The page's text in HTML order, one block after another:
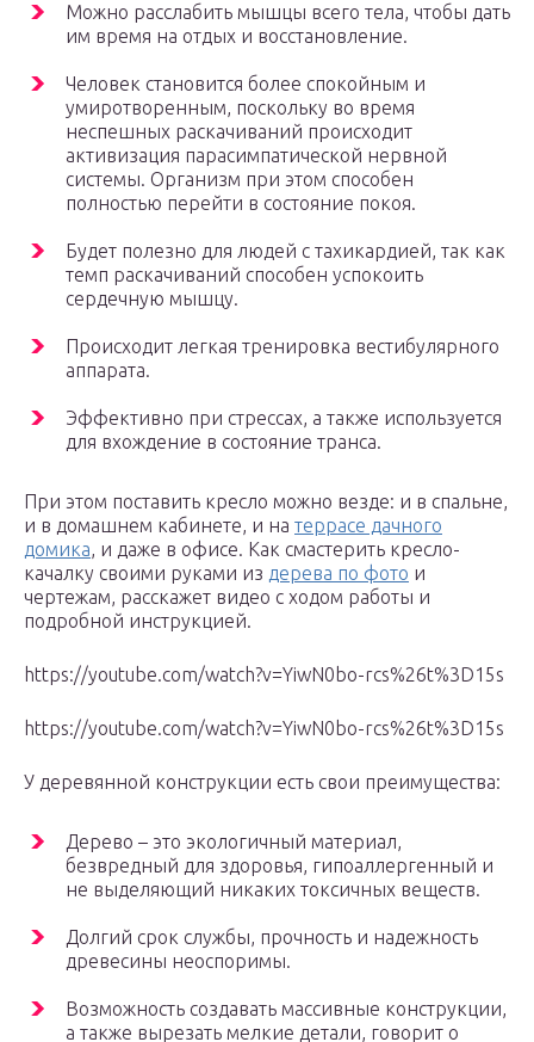
Можно расслабить мышцы всего тела, чтобы дать
им время на отдых и восстановление.
Человек становится более спокойным и
умиротворенным, поскольку во время
неспешных раскачиваний происходит
активизация парасимпатической нервной
системы. Организм при этом способен
полностью перейти в состояние покоя.
Будет полезно для людей с тахикардией, так как
темп раскачиваний способен успокоить
сердечную мышцу.
Происходит легкая тренировка вестибулярного
аппарата.
Эффективно при стрессах, а также используется
для вхождение в состояние транса.
При этом поставить кресло можно везде: и в спальне,
и в домашнем кабинете, и на террасе дачного
домика, и даже в офисе. Как смастерить кресло-
качалку своими руками из дерева по фото и
чертежам, расскажет видео с ходом работы и
подробной инструкцией.
https://youtube.com/watch?v=YiwN0bo-rcs%26t%3D15s
https://youtube.com/watch?v=YiwN0bo-rcs%26t%3D15s
У деревянной конструкции есть свои преимущества:
Дерево – это экологичный материал,
безвредный для здоровья, гипоаллергенный и
не выделяющий никаких токсичных веществ.
Долгий срок службы, прочность и надежность
древесины неоспоримы.
Возможность создавать массивные конструкции,
а также вырезать мелкие детали, говорит о